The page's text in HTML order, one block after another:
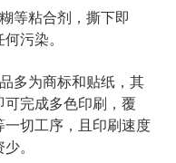
粘合剂，撕下即
污染。
为商标和贴纸，其
完成多色印刷，覆
切工序，且印刷速度
。